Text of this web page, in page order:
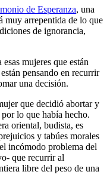
de Esperanza, una
muy arrepentida de lo que
de ignorancia,
mujeres que están
pensando en recurrir
una decisión.
que decidió abortar y
lo que había hecho.
oriental, budista, es
y tabúes morales
incómodo problema del
que recurrir al
libre del peso de una